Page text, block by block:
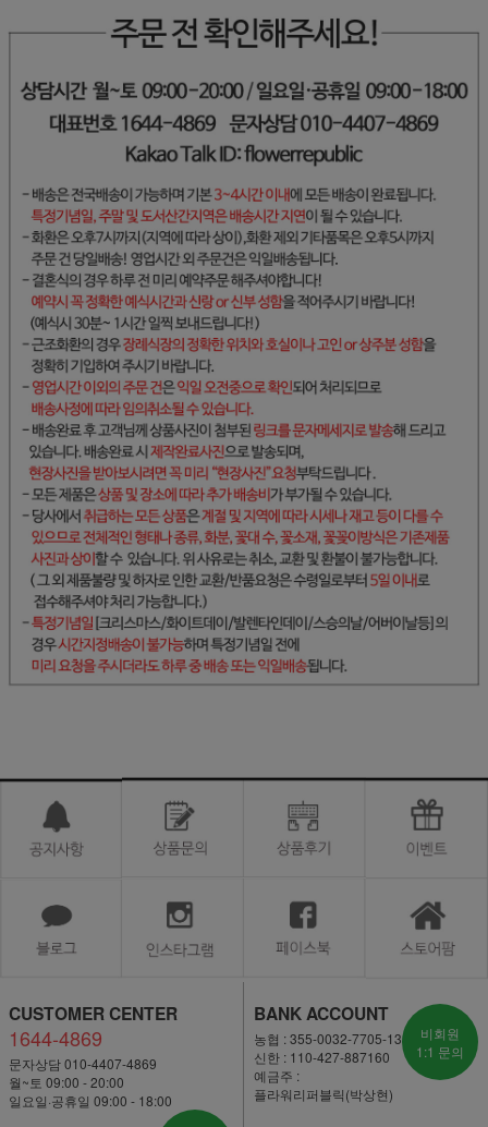
CUSTOMER CENTER
1644-4869
문자상담 010-4407-4869
월~토 09:00 - 20:00
일요일·공휴일 09:00 - 18:00
BANK ACCOUNT
농협 : 355-0032-7705-13
신한 : 110-427-887160
예금주 :
플라워리퍼블릭(박상현)
비회원
1:1 문의